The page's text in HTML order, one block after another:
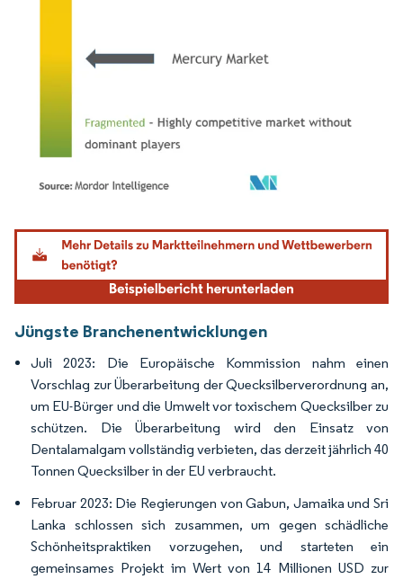
Bild © Mordor Intelligence. Wiederverwendung erfordert Namensnennung gemäß
Jüngste Branchenentwicklungen
Juli 2023: Die Europäische Kommission nahm einen
Vorschlag zur Überarbeitung der Quecksilberverordnung an,
um EU-Bürger und die Umwelt vor toxischem Quecksilber zu
schützen. Die Überarbeitung wird den Einsatz von
Dentalamalgam vollständig verbieten, das derzeit jährlich 40
Tonnen Quecksilber in der EU verbraucht.
Februar 2023: Die Regierungen von Gabun, Jamaika und Sri
Lanka schlossen sich zusammen, um gegen schädliche
Schönheitspraktiken vorzugehen, und starteten ein
gemeinsames Projekt im Wert von 14 Millionen USD zur